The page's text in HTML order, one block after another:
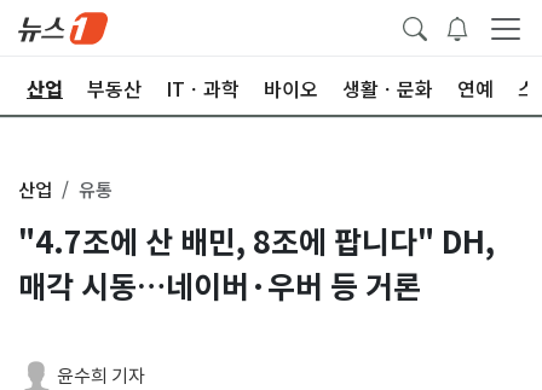
산업 부동산 ITㆍ과학 바이오 생활ㆍ문화 연예 스
산업 유통
"4.7조에 산 배민, 8조에 팝니다" DH,
매각 시동…네이버·우버 등 거론
윤수희 기자